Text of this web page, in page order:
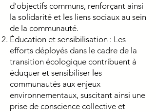
d'objectifs communs, renforçant ainsi
la solidarité et les liens sociaux au sein
de la communauté.
Éducation et sensibilisation : Les
efforts déployés dans le cadre de la
transition écologique contribuent à
éduquer et sensibiliser les
communautés aux enjeux
environnementaux, suscitant ainsi une
prise de conscience collective et